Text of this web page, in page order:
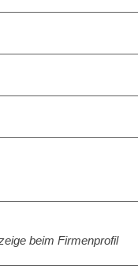
beim Firmenprofil